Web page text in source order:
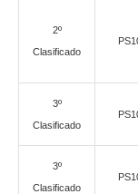
2º
Clasificado
3º
Clasificado
3º
Clasificado